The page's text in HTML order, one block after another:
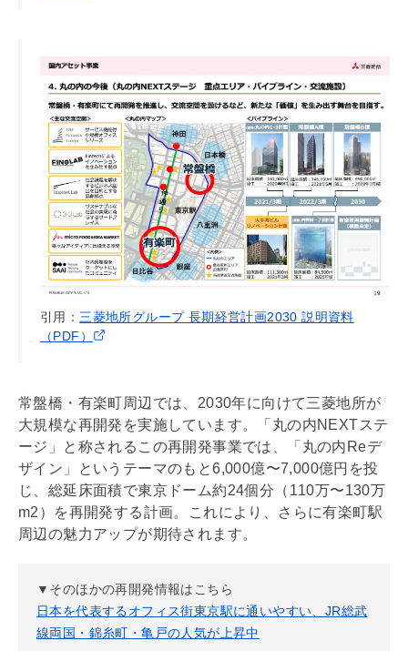
引用： 三菱地所グループ 長期経営計画2030 説明資料
（PDF）
常盤橋・有楽町周辺では、2030年に向けて三菱地所が
大規模な再開発を実施しています。「丸の内NEXTステ
ージ」と称されるこの再開発事業では、「丸の内Reデ
ザイン」というテーマのもと6,000億〜7,000億円を投
じ、総延床面積で東京ドーム約24個分（110万〜130万
m2）を再開発する計画。これにより、さらに有楽町駅
周辺の魅力アップが期待されます。
▼そのほかの再開発情報はこちら
日本を代表するオフィス街東京駅に通いやすい、JR総武
線両国・錦糸町・亀戸の人気が上昇中